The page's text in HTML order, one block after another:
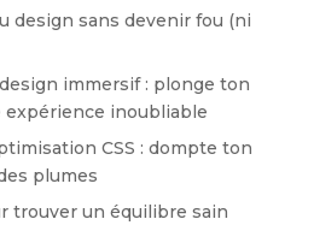
design sans devenir fou (ni
immersif : plonge ton
inoubliable
CSS : dompte ton
plumes
trouver un équilibre sain